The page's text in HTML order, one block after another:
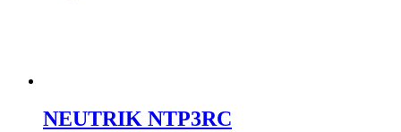
NEUTRIK NTP3RC